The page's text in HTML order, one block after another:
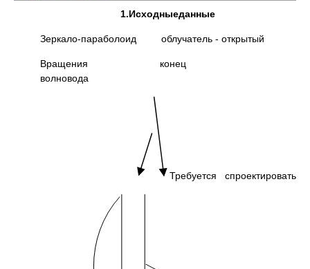
1.Исходныеданные
Зеркало-параболоид облучатель - открытый
Вращения конец
волновода
Требуется спроектировать